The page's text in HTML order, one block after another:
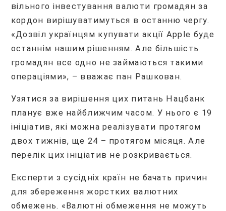
вільного інвестування валюти громадян за
кордон вирішуватимуться в останню чергу.
«Дозвіл українцям купувати акції Apple буде
останнім нашим рішенням. Але більшість
громадян все одно не займаються такими
операціями», – вважає пан Рашкован.
Узятися за вирішення цих питань Нацбанк
планує вже найближчим часом. У нього є 19
ініціатив, які можна реалізувати протягом
двох тижнів, ще 24 – протягом місяця. Але
перелік цих ініціатив не розкривається.
Експерти з сусідніх країн не бачать причин
для збереження жорстких валютних
обмежень. «Валютні обмеження не можуть